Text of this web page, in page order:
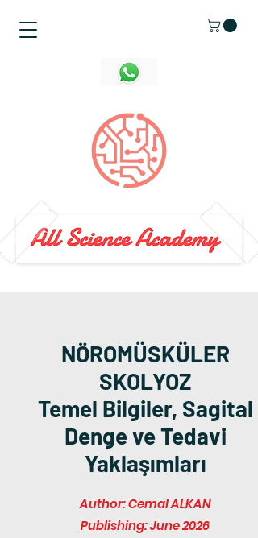
NÖROMÜSKÜLER
SKOLYOZ
Temel Bilgiler, Sagital
Denge ve Tedavi
Yaklaşımları
Author: Cemal ALKAN
Publishing: June 2026